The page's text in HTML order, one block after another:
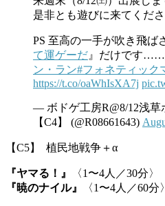
是非とも遊びに来てくださ
PS 至高の一手が吹き飛ば
て運ゲーだ 』だけです……
ン・ラン#フォネティック
https://t.co/oaWhIsXA7j
— ボドゲ工房R@8/12浅草
【C4】 (@R08661643)
【C5】 植民地戦争＋α
『ヤマる！』
〈1〜4人／30分〉
『暁のナイル』
〈1〜4人／60分〉